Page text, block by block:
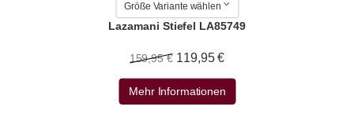
Größe Variante wählen
Lazamani Stiefel LA85749
159,95 € 119,95 €
Mehr Informationen